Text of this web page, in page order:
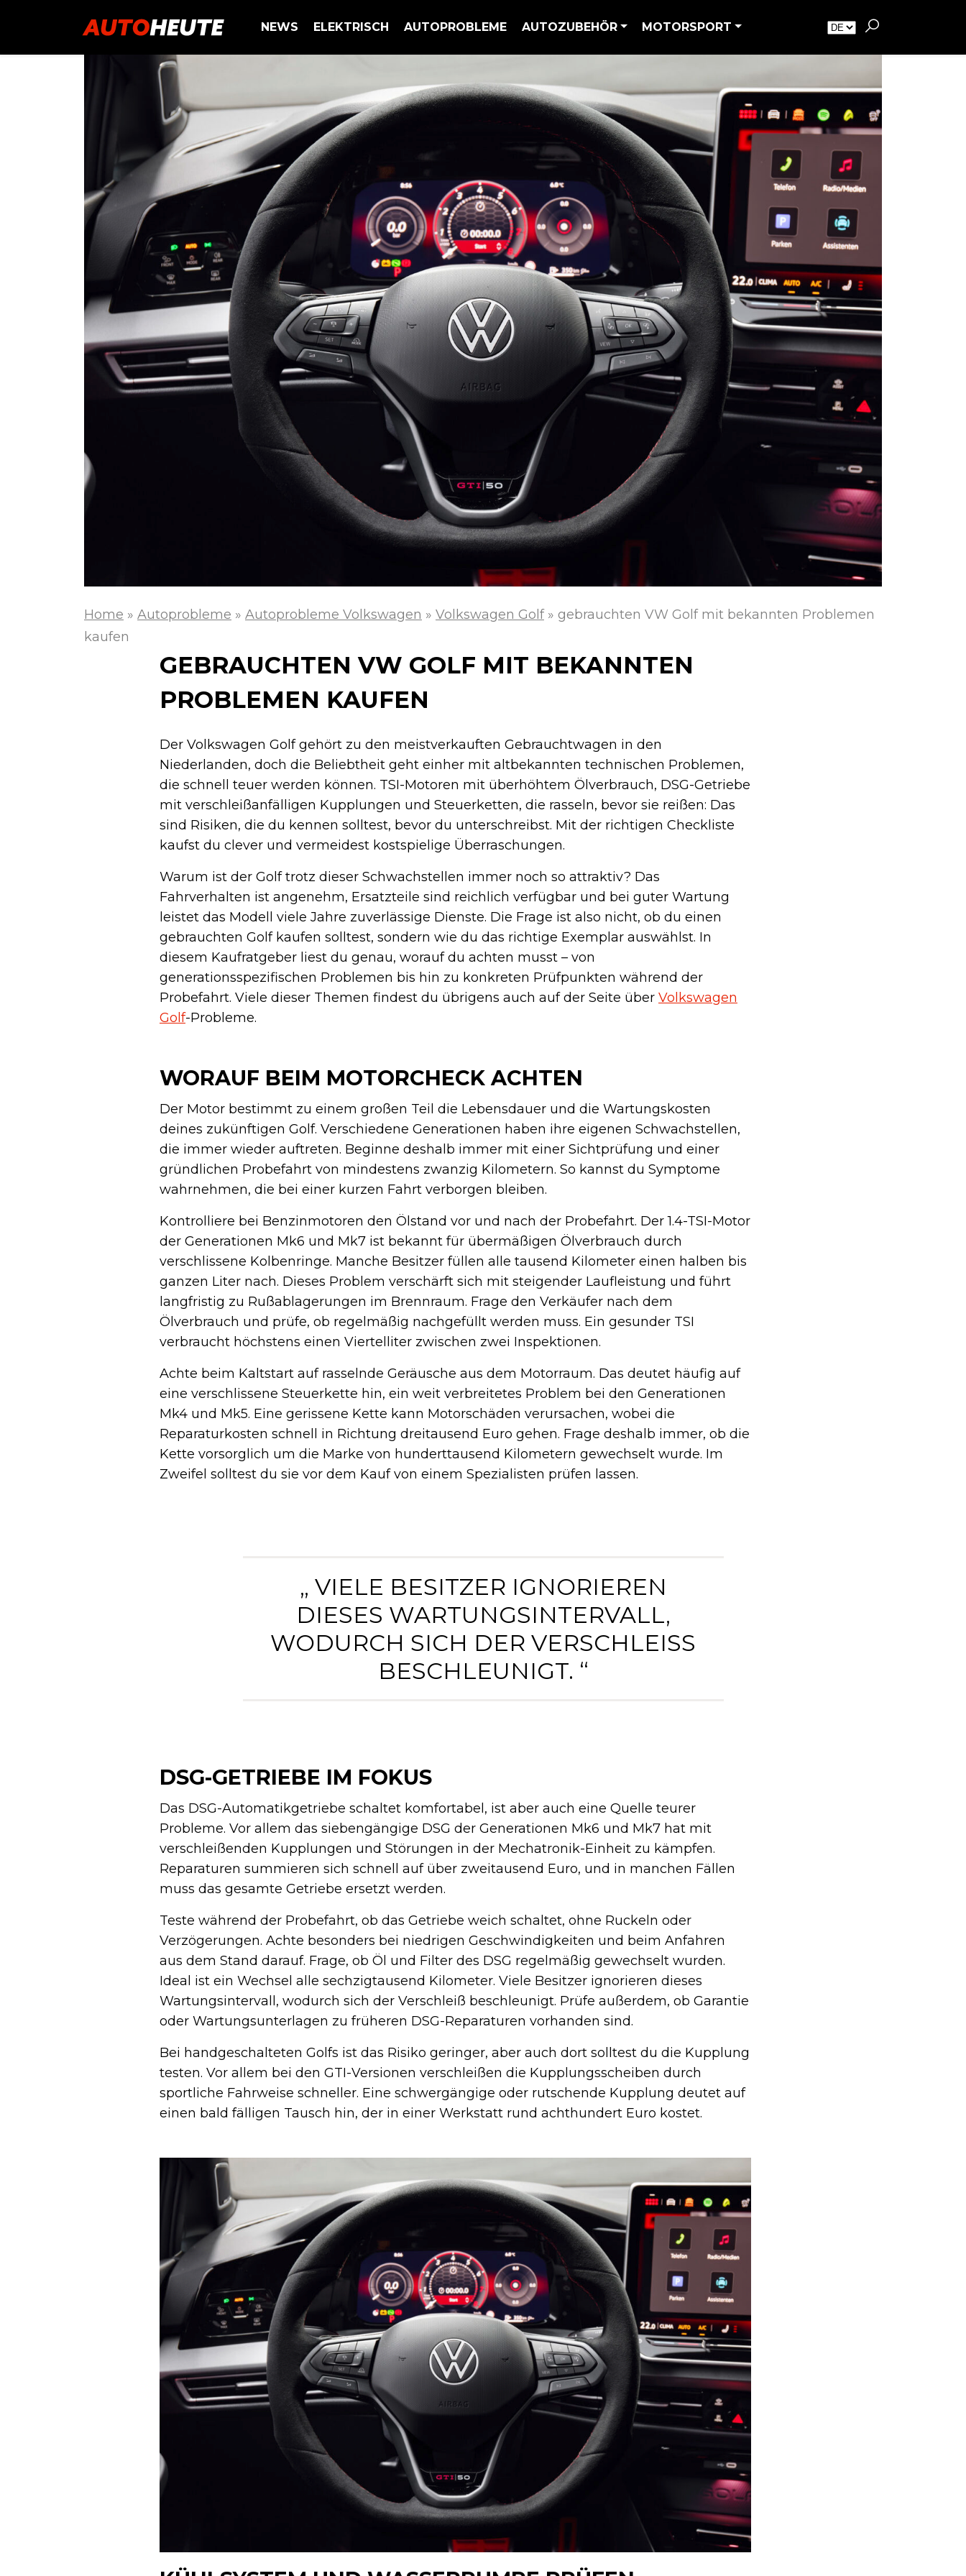
NEWS ELEKTRISCH AUTOPROBLEME AUTOZUBEHÖR MOTORSPORT
Home » Autoprobleme » Autoprobleme Volkswagen » Volkswagen Golf» gebrauchten VW Golf mit bekannten Problemen
kaufen
GEBRAUCHTEN VW GOLF MIT BEKANNTEN
PROBLEMEN KAUFEN
Der Volkswagen Golf gehört zu den meistverkauften Gebrauchtwagen in den
Niederlanden, doch die Beliebtheit geht einher mit altbekannten technischen Problemen,
die schnell teuer werden können. TSI-Motoren mit überhöhtem Ölverbrauch, DSG-Getriebe
mit verschleißanfälligen Kupplungen und Steuerketten, die rasseln, bevor sie reißen: Das
sind Risiken, die du kennen solltest, bevor du unterschreibst. Mit der richtigen Checkliste
kaufst du clever und vermeidest kostspielige Überraschungen.
Warum ist der Golf trotz dieser Schwachstellen immer noch so attraktiv? Das
Fahrverhalten ist angenehm, Ersatzteile sind reichlich verfügbar und bei guter Wartung
leistet das Modell viele Jahre zuverlässige Dienste. Die Frage ist also nicht, ob du einen
gebrauchten Golf kaufen solltest, sondern wie du das richtige Exemplar auswählst. In
diesem Kaufratgeber liest du genau, worauf du achten musst – von
generationsspezifischen Problemen bis hin zu konkreten Prüfpunkten während der
Probefahrt. Viele dieser Themen findest du übrigens auch auf der Seite über Volkswagen
Golf-Probleme.
WORAUF BEIM MOTORCHECK ACHTEN
Der Motor bestimmt zu einem großen Teil die Lebensdauer und die Wartungskosten
deines zukünftigen Golf. Verschiedene Generationen haben ihre eigenen Schwachstellen,
die immer wieder auftreten. Beginne deshalb immer mit einer Sichtprüfung und einer
gründlichen Probefahrt von mindestens zwanzig Kilometern. So kannst du Symptome
wahrnehmen, die bei einer kurzen Fahrt verborgen bleiben.
Kontrolliere bei Benzinmotoren den Ölstand vor und nach der Probefahrt. Der 1.4-TSI-Motor
der Generationen Mk6 und Mk7 ist bekannt für übermäßigen Ölverbrauch durch
verschlissene Kolbenringe. Manche Besitzer füllen alle tausend Kilometer einen halben bis
ganzen Liter nach. Dieses Problem verschärft sich mit steigender Laufleistung und führt
langfristig zu Rußablagerungen im Brennraum. Frage den Verkäufer nach dem
Ölverbrauch und prüfe, ob regelmäßig nachgefüllt werden muss. Ein gesunder TSI
verbraucht höchstens einen Viertelliter zwischen zwei Inspektionen.
Achte beim Kaltstart auf rasselnde Geräusche aus dem Motorraum. Das deutet häufig auf
eine verschlissene Steuerkette hin, ein weit verbreitetes Problem bei den Generationen
Mk4 und Mk5. Eine gerissene Kette kann Motorschäden verursachen, wobei die
Reparaturkosten schnell in Richtung dreitausend Euro gehen. Frage deshalb immer, ob die
Kette vorsorglich um die Marke von hunderttausend Kilometern gewechselt wurde. Im
Zweifel solltest du sie vor dem Kauf von einem Spezialisten prüfen lassen.
„ VIELE BESITZER IGNORIEREN
DIESES WARTUNGSINTERVALL,
WODURCH SICH DER VERSCHLEISS B
ESCHLEUNIGT. “
DSG-GETRIEBE IM FOKUS
Das DSG-Automatikgetriebe schaltet komfortabel, ist aber auch eine Quelle teurer
Probleme. Vor allem das siebengängige DSG der Generationen Mk6 und Mk7 hat mit
verschleißenden Kupplungen und Störungen in der Mechatronik-Einheit zu kämpfen.
Reparaturen summieren sich schnell auf über zweitausend Euro, und in manchen Fällen
muss das gesamte Getriebe ersetzt werden.
Teste während der Probefahrt, ob das Getriebe weich schaltet, ohne Ruckeln oder
Verzögerungen. Achte besonders bei niedrigen Geschwindigkeiten und beim Anfahren
aus dem Stand darauf. Frage, ob Öl und Filter des DSG regelmäßig gewechselt wurden.
Ideal ist ein Wechsel alle sechzigtausend Kilometer. Viele Besitzer ignorieren dieses
Wartungsintervall, wodurch sich der Verschleiß beschleunigt. Prüfe außerdem, ob Garantie
oder Wartungsunterlagen zu früheren DSG-Reparaturen vorhanden sind.
Bei handgeschalteten Golfs ist das Risiko geringer, aber auch dort solltest du die Kupplung
testen. Vor allem bei den GTI-Versionen verschleißen die Kupplungsscheiben durch
sportliche Fahrweise schneller. Eine schwergängige oder rutschende Kupplung deutet auf
einen bald fälligen Tausch hin, der in einer Werkstatt rund achthundert Euro kostet.